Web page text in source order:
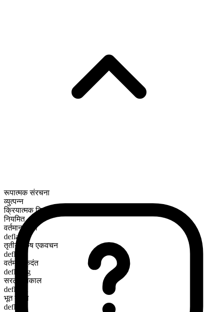
रूपात्मक संरचना
व्युत्पन्न
क्रियात्मक क्रिया
नियमित
वर्तमान काल
deflate
तृतीय पुरुष एकवचन
deflates
वर्तमान कृदंत
deflating
सरल भूतकाल
deflated
भूत कृदंत
deflated